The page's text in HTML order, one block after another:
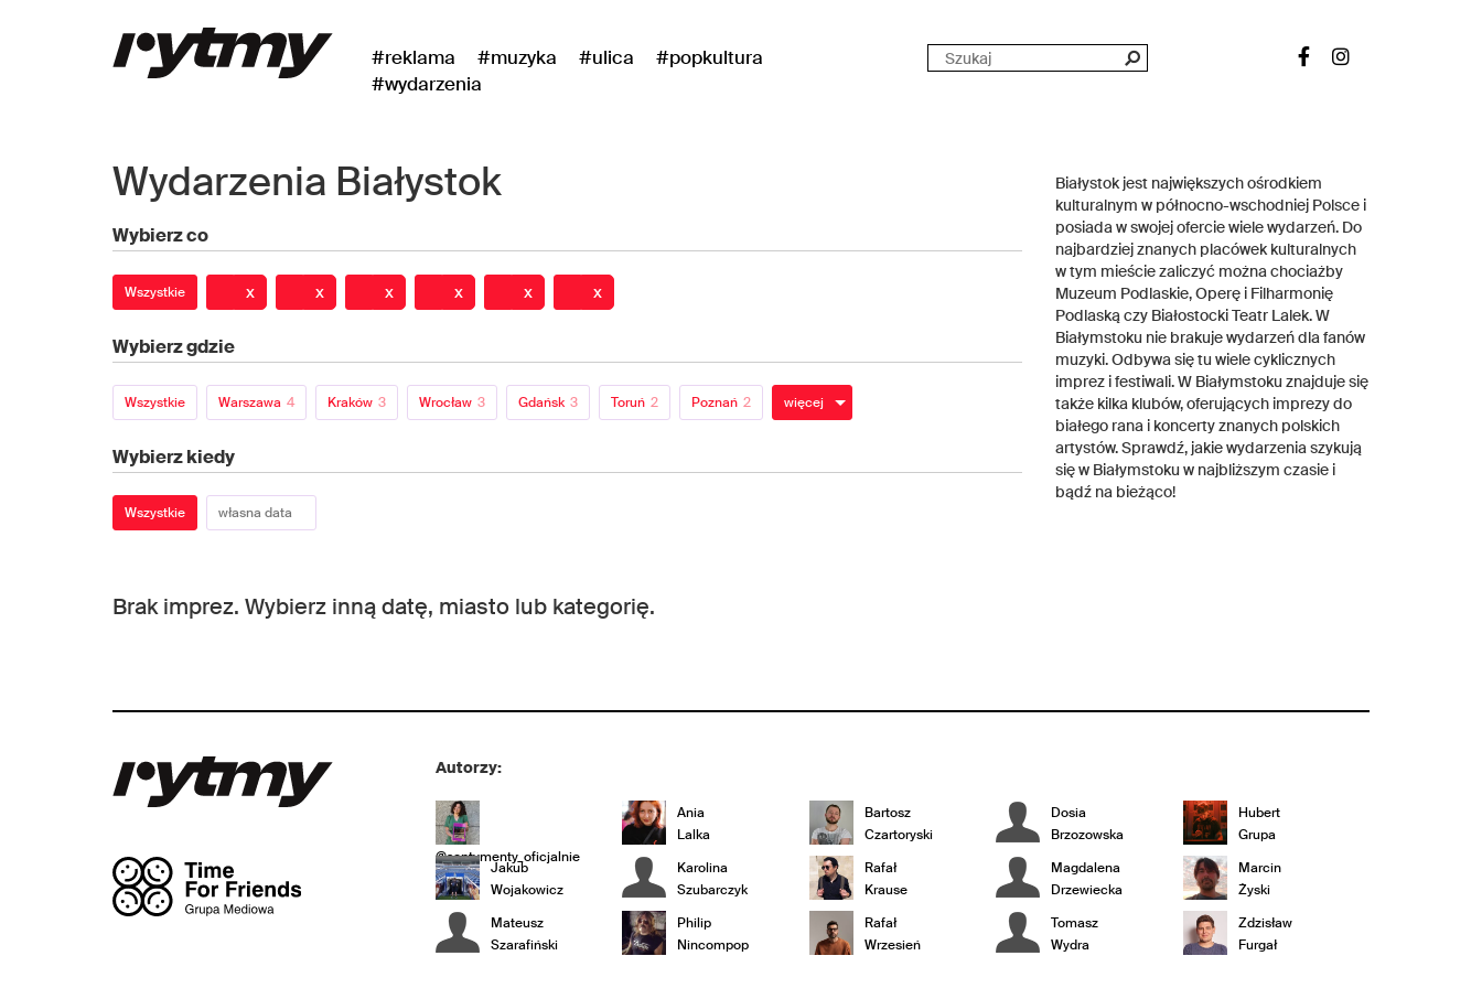
#reklama #muzyka #ulica
#popkultura
#wydarzenia
Wydarzenia Białystok
Wybierz co
Wszystkie x x x x x x
Wybierz gdzie
Wszystkie Warszawa 4 Kraków 3 Wrocław 3 Gdańsk 3 Toruń 2 Poznań 2 więcej
Wybierz kiedy
Wszystkie
Brak imprez. Wybierz inną datę, miasto lub kategorię.
Białystok jest największych ośrodkiem
kulturalnym w północno-wschodniej Polsce i
posiada w swojej ofercie wiele wydarzeń. Do
najbardziej znanych placówek kulturalnych
w tym mieście zaliczyć można chociażby
Muzeum Podlaskie, Operę i Filharmonię
Podlaską czy Białostocki Teatr Lalek. W
Białymstoku nie brakuje wydarzeń dla fanów
muzyki. Odbywa się tu wiele cyklicznych
imprez i festiwali. W Białymstoku znajduje się
także kilka klubów, oferujących imprezy do
białego rana i koncerty znanych polskich
artystów. Sprawdź, jakie wydarzenia szykują
się w Białymstoku w najbliższym czasie i
bądź na bieżąco!
Autorzy:
@sentymenty_oficjalnie
Ania
Lalka
Bartosz
Czartoryski
Dosia
Brzozowska
Hubert
Grupa
Jakub
Wojakowicz
Karolina
Szubarczyk
Rafał
Krause
Magdalena
Drzewiecka
Marcin
Żyski
Mateusz
Szarafiński
Philip
Nincompop
Rafał
Wrzesień
Tomasz
Wydra
Zdzisław
Furgał